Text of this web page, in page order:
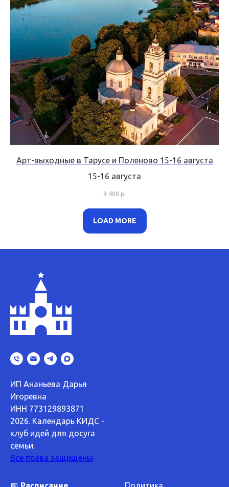
Арт-выходные в Тарусе и Поленово 15-16 августа
15-16 августа
3 400 р.
LOAD MORE
ИП Ананьева Дарья
Игоревна
ИНН 773129893871
2026. Календарь КИДС -
клуб идей для досуга
семьи.
Все права защищены